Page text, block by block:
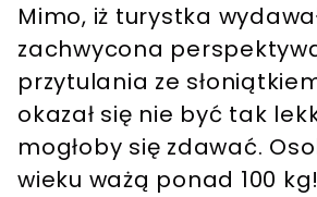
Mimo, iż turystka
zachwycona
przytulania ze
okazał się nie być tak
mogłoby się zdawać.
wieku ważą ponad 100 kg!